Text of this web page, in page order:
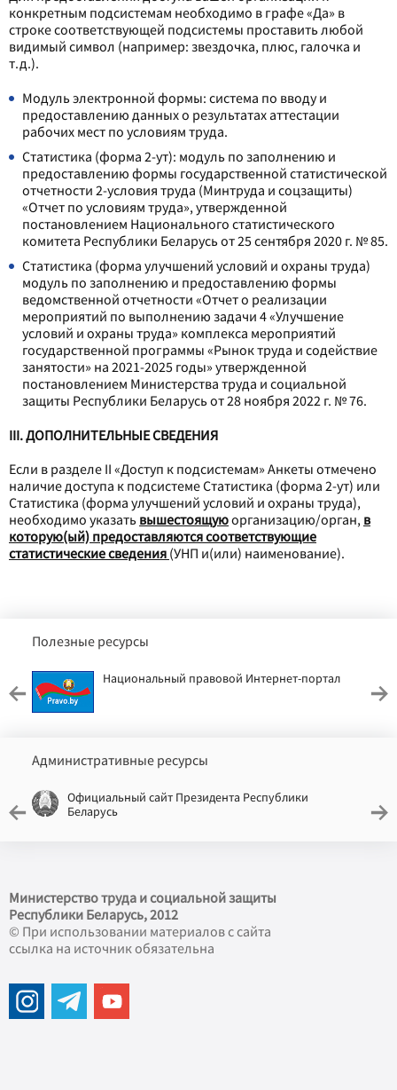
конкретным подсистемам необходимо в графе «Да» в
строке соответствующей подсистемы проставить любой
видимый символ (например: звездочка, плюс, галочка и
т.д.).
Модуль электронной формы: система по вводу и
предоставлению данных о результатах аттестации
рабочих мест по условиям труда.
Статистика (форма 2-ут): модуль по заполнению и
предоставлению формы государственной статистической
отчетности 2-условия труда (Минтруда и соцзащиты)
«Отчет по условиям труда», утвержденной
постановлением Национального статистического
комитета Республики Беларусь от 25 сентября 2020 г. № 85.
Статистика (форма улучшений условий и охраны труда)
модуль по заполнению и предоставлению формы
ведомственной отчетности «Отчет о реализации
мероприятий по выполнению задачи 4 «Улучшение
условий и охраны труда» комплекса мероприятий
государственной программы «Рынок труда и содействие
занятости» на 2021-2025 годы» утвержденной
постановлением Министерства труда и социальной
защиты Республики Беларусь от 28 ноября 2022 г. № 76.
III.ДОПОЛНИТЕЛЬНЫЕ СВЕДЕНИЯ
Если в разделе II «Доступ к подсистемам» Анкеты отмечено
наличие доступа к подсистеме Статистика (форма 2-ут) или
Статистика (форма улучшений условий и охраны труда),
необходимо указать вышестоящуюорганизацию/орган, в
которую(ый) предоставляются соответствующие
статистические сведения (УНП и(или) наименование).
Полезные ресурсы
Национальный правовой Интернет-портал
Административные ресурсы
Официальный сайт Президента Республики
Беларусь
Министерство труда и социальной защиты
Республики Беларусь, 2012
© При использовании материалов с сайта
ссылка на источник обязательна